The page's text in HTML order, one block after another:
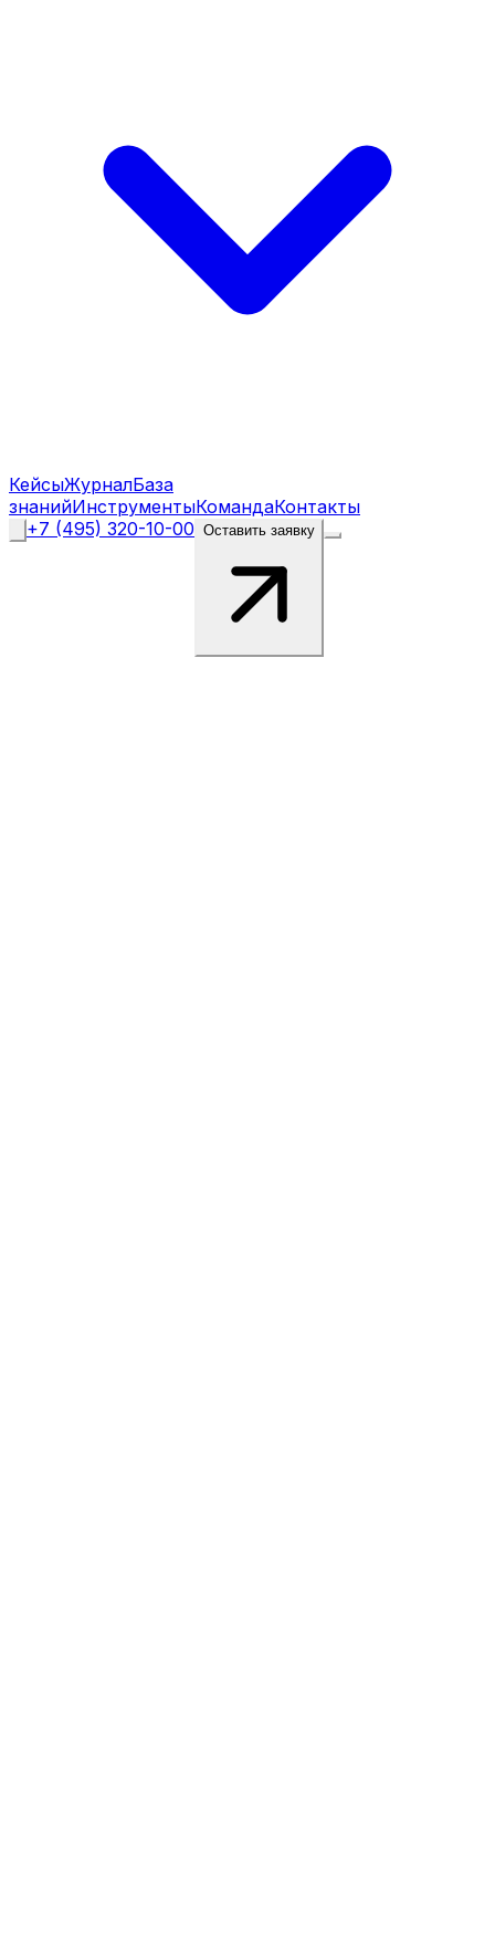
КейсыЖурналБаза
знанийИнструментыКомандаКонтакты
+7 (495) 320-10-00 Оставить заявку